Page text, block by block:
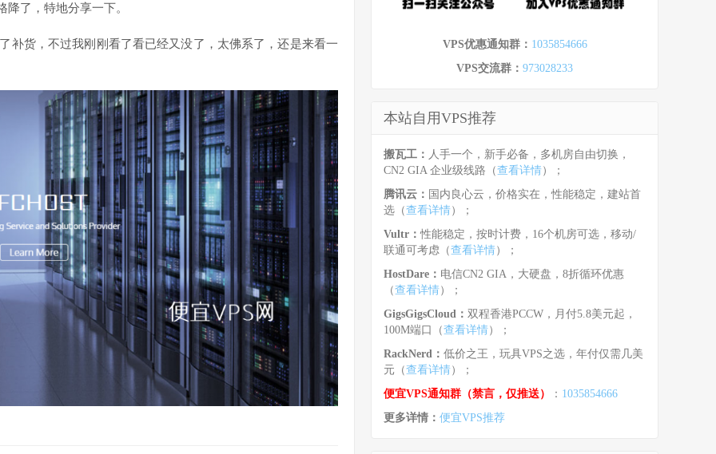
了，特地分享一下。
补货，不过我刚刚看了看已经又没了，太佛系了，还是来看一 VPS优惠通知群： 1035854666
VPS交流群： 973028233
本站自用VPS推荐
搬瓦工： 人手一个，新手必备，多机房自由切换，
CN2 GIA 企业级线路（查看详情）；
腾讯云： 国内良心云，价格实在，性能稳定，建站首
选（查看详情）；
Vultr：性能稳定，按时计费，16个机房可选，移动/
联通可考虑（查看详情）；
HostDare： 电信CN2 GIA，大硬盘，8折循环优惠
（查看详情）；
GigsGigsCloud： 双程香港PCCW，月付5.8美元起，
100M端口（查看详情）；
RackNerd： 低价之王，玩具VPS之选，年付仅需几美
元（查看详情）；
便宜VPS通知群（禁言，仅推送）
： 1035854666
更多详情： 便宜VPS推荐